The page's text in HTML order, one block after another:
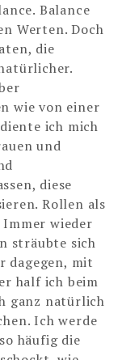
Balance
Werten. Doch
die
wie von einer
ich mich
und
diese
Rollen als
wieder
sträubte sich
dagegen, mit
half ich beim
ganz natürlich
Ich werde
häufig die